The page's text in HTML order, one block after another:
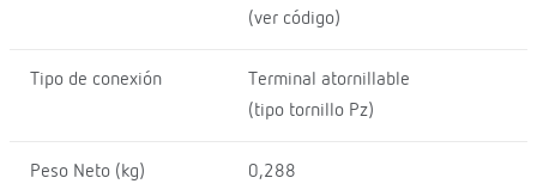
(ver código)
Tipo de conexión
Terminal atornillable
(tipo tornillo Pz)
Peso Neto (kg) 0,288